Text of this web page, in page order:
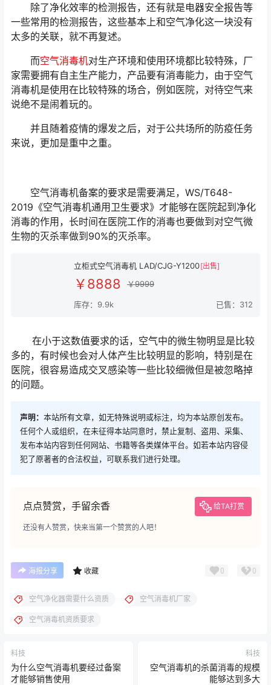
除了净化效率的检测报告，还有就是电器安全报告等
一些常用的检测报告，这些基本上和空气净化这一块没有
太多的关联，就不再复述。
而空气消毒机对生产环境和使用环境都比较特殊，厂
家需要拥有自主生产能力，产品要有消毒能力，由于空气
消毒机是使用在比较特殊的场合，例如医院，对待空气来
说绝不是闹着玩的。
并且随着疫情的爆发之后，对于公共场所的防疫任务
来说，更加是重中之重。
空气消毒机备案的要求是需要满足，WS/T648-
2019《空气消毒机通用卫生要求》才能够在医院起到净化
消毒的作用，长时间在医院工作的消毒也要做到对空气微
生物的灭杀率做到90%的灭杀率。
立柜式空气消毒机 LAD/CJG-Y1200[出售]
￥8888 ￥9999
库存：9.9k 已售：312
在小于这数值要求的话，空气中的微生物明显是比较
多的，有时候也会对人体产生比较明显的影响，特别是在
医院，很容易造成交叉感染等一些比较细微但是被忽略掉
的问题。
声明： 本站所有文章，如无特殊说明或标注，均为本站原创发布。
任何个人或组织，在未征得本站同意时，禁止复制、盗用、采集、
发布本站内容到任何网站、书籍等各类媒体平台。如若本站内容侵
犯了原著者的合法权益，可联系我们进行处理。
点点赞赏，手留余香 给TA打赏
还没有人赞赏，快来当第一个赞赏的人吧！
海报分享 收藏 0 0
空气净化器需要什么资质 空气消毒机厂家
空气消毒机资质要求
科技
为什么空气消毒机要经过备案
才能够销售使用
科技
空气消毒机的杀菌消毒的规模
能够达到多大